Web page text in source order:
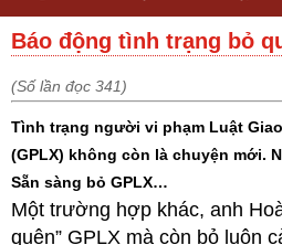
Báo động tình trạng bỏ
(Số lần đọc 341)
Tình trạng người vi phạm Luật
(GPLX) không còn là chuyện mới.
Sẵn sàng bỏ GPLX…
Một trường hợp khác, anh
quên” GPLX mà còn bỏ luôn